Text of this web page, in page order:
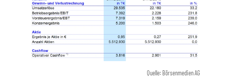
Quelle: Börsenmedien AG